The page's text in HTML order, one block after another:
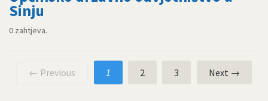
Sinju
0 zahtjeva.
← Previous 1 2 3 Next →